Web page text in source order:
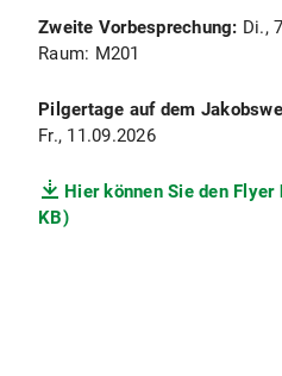
Zweite Vorbesprechung: Di.,
Raum: M201
Pilgertage auf dem
Fr., 11.09.2026
Hier können Sie den Flyer
KB)